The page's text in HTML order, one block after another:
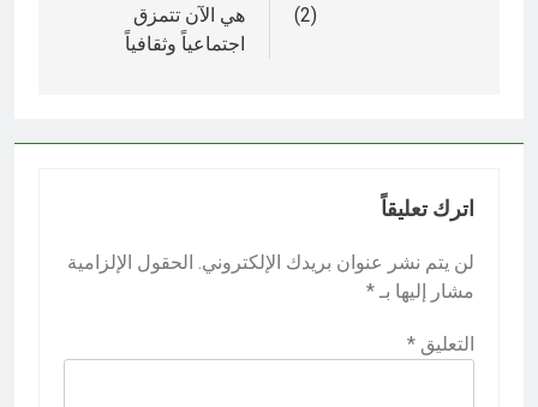
(2)
هي الآن تتمزق
اجتماعياً وثقافياً
اترك تعليقاً
لن يتم نشر عنوان بريدك الإلكتروني. الحقول الإلزامية
مشار إليها بـ *
التعليق *